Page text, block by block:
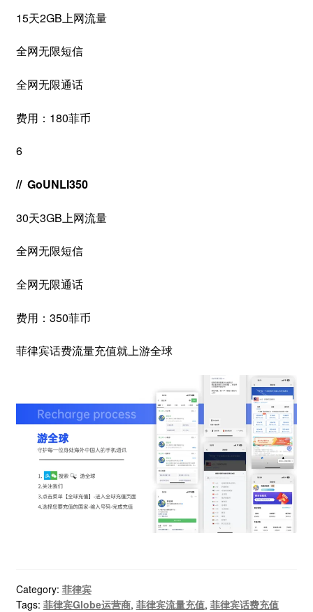
15天2GB上网流量
全网无限短信
全网无限通话
费用：180菲币
6
// GoUNLI350
30天3GB上网流量
全网无限短信
全网无限通话
费用：350菲币
菲律宾话费流量充值就上游全球
Category: 菲律宾
Tags: 菲律宾Globe运营商, 菲律宾流量充值, 菲律宾话费充值